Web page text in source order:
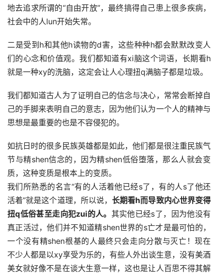
地去追求所谓的“自由开放”，最终搞得自己患上很多疾病，
社会中的人lun开始失常。
二是受到h和其他h读物的d害，这些种种h都会默默改变人
们的心念和价值观。我们都知道有xi脑这个词语，长期看h
就是一种xy的洗脑，这定会让人心理扭q满脑子都是垃圾。
我们都知道古人为了证明自己的信念与决心，常常会断掉自
己的手脚来表明自己的意志，因为他们认为一个人的精神与
思想是最重要的也是不容侵犯的。
如抗日时的很多民族英雄都是如此，他们都是很注重民族气
节与精shen信念的，因为精shen低俗堕落，那么人就会变
质，这种变质是根本上的变质。
我们所熟悉的名言“有的人活着他已经s了，有的人s了他还
活着”就是这个道理，所以说， 长期看h而导致内心世界变得
扭q低俗甚至走向犯zui的人。 其实他已经s了，因为他没有
真正活过，他们并不知道精shen世界的s亡才是最可怕的，
一个没有精shen根基的人最终只会走向分散与灭亡！现在
不少人都是以xy享受为乐的，有些人外出谈生意，没有美酒
美女就好像不是在谈大生意一样，这也是让人百思不得其解